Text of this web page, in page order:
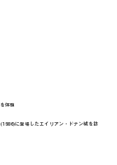
体験
に登場したエイリアン・ドナン城を訪